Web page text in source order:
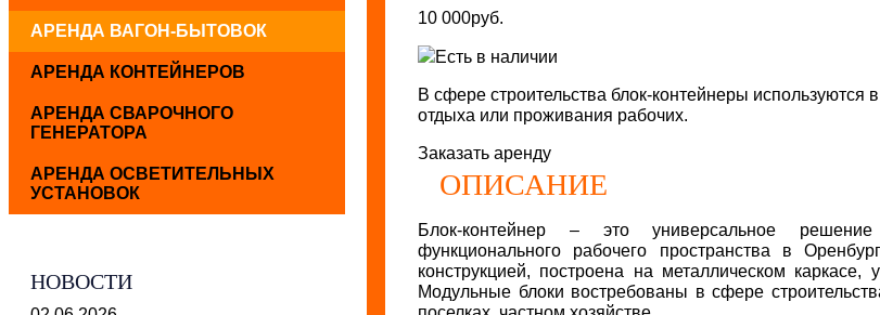
10 000руб.
Есть в наличии
В сфере строительства блок-контейнеры используются
отдыха или проживания рабочих.
Заказать аренду
ОПИСАНИЕ
Блок-контейнер – это универсальное
функционального рабочего пространства в
конструкцией, построена на металлическом каркасе,
Модульные блоки востребованы в сфере
АРЕНДА ВАГОН-БЫТОВОК
АРЕНДА КОНТЕЙНЕРОВ
АРЕНДА СВАРОЧНОГО
ГЕНЕРАТОРА
АРЕНДА ОСВЕТИТЕЛЬНЫХ
УСТАНОВОК
НОВОСТИ